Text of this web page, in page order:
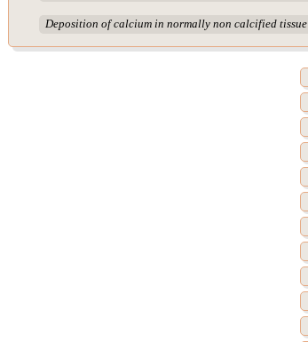
Deposition of calcium in normally non calcified tissue